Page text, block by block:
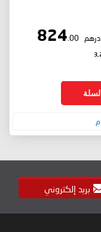
درهم 824
.00
بريد إلكتروني